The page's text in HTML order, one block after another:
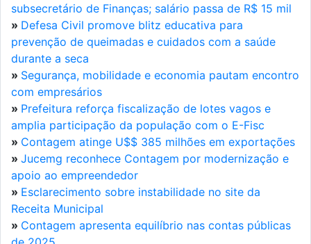
subsecretário de Finanças; salário passa de R$ 15 mil
» Defesa Civil promove blitz educativa para
prevenção de queimadas e cuidados com a saúde
durante a seca
» Segurança, mobilidade e economia pautam encontro
com empresários
» Prefeitura reforça fiscalização de lotes vagos e
amplia participação da população com o E-Fisc
» Contagem atinge U$$ 385 milhões em exportações
» Jucemg reconhece Contagem por modernização e
apoio ao empreendedor
» Esclarecimento sobre instabilidade no site da
Receita Municipal
» Contagem apresenta equilíbrio nas contas públicas